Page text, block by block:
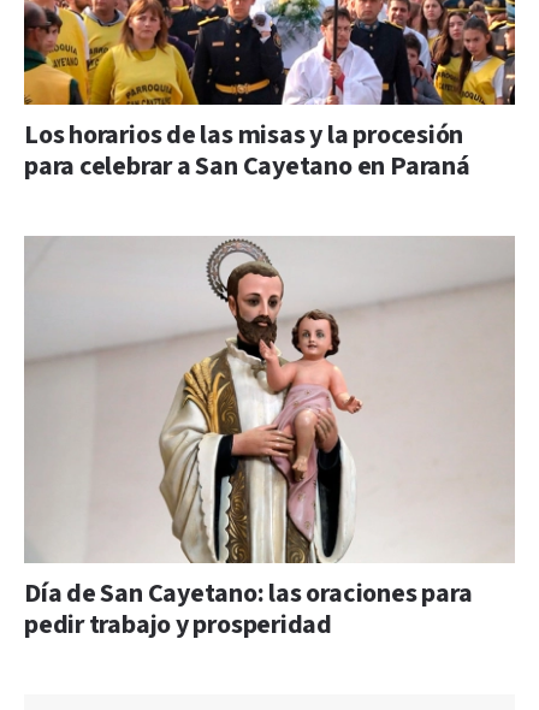
Los horarios de las misas y la procesión
para celebrar a San Cayetano en Paraná
Día de San Cayetano: las oraciones para
pedir trabajo y prosperidad